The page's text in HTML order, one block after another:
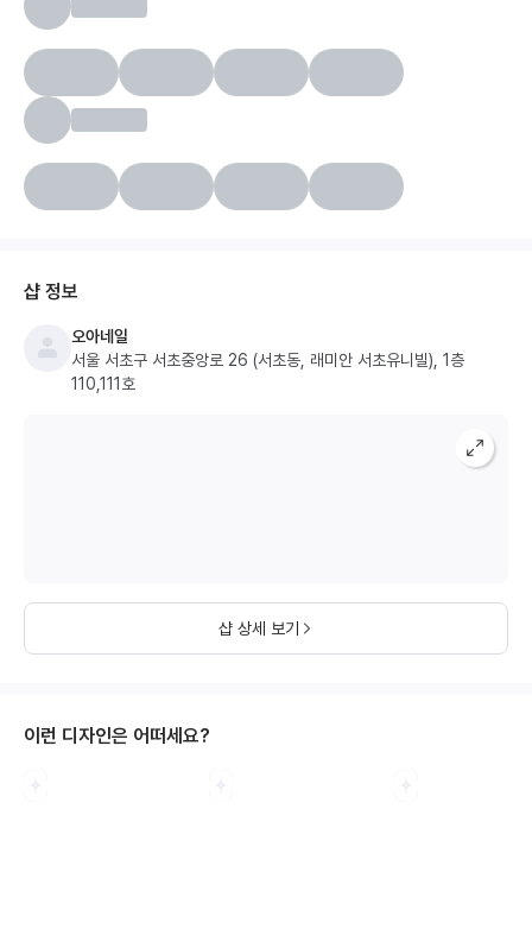
샵 정보
오아네일
서울 서초구 서초중앙로 26 (서초동, 래미안 서초유니빌), 1층
110,111호
샵 상세 보기
이런 디자인은 어떠세요?